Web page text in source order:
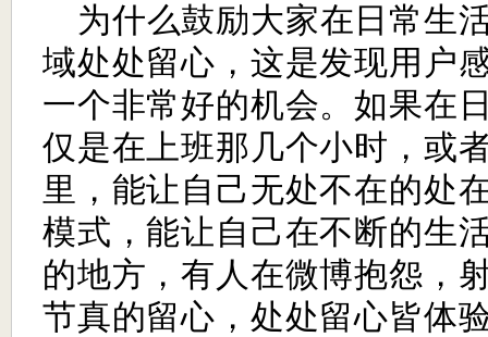
为什么鼓励大家在日常生
域处处留心，这是发现用户
一个非常好的机会。如果在
仅是在上班那几个小时，或
里，能让自己无处不在的处
模式，能让自己在不断的生
的地方，有人在微博抱怨，
节真的留心，处处留心皆体